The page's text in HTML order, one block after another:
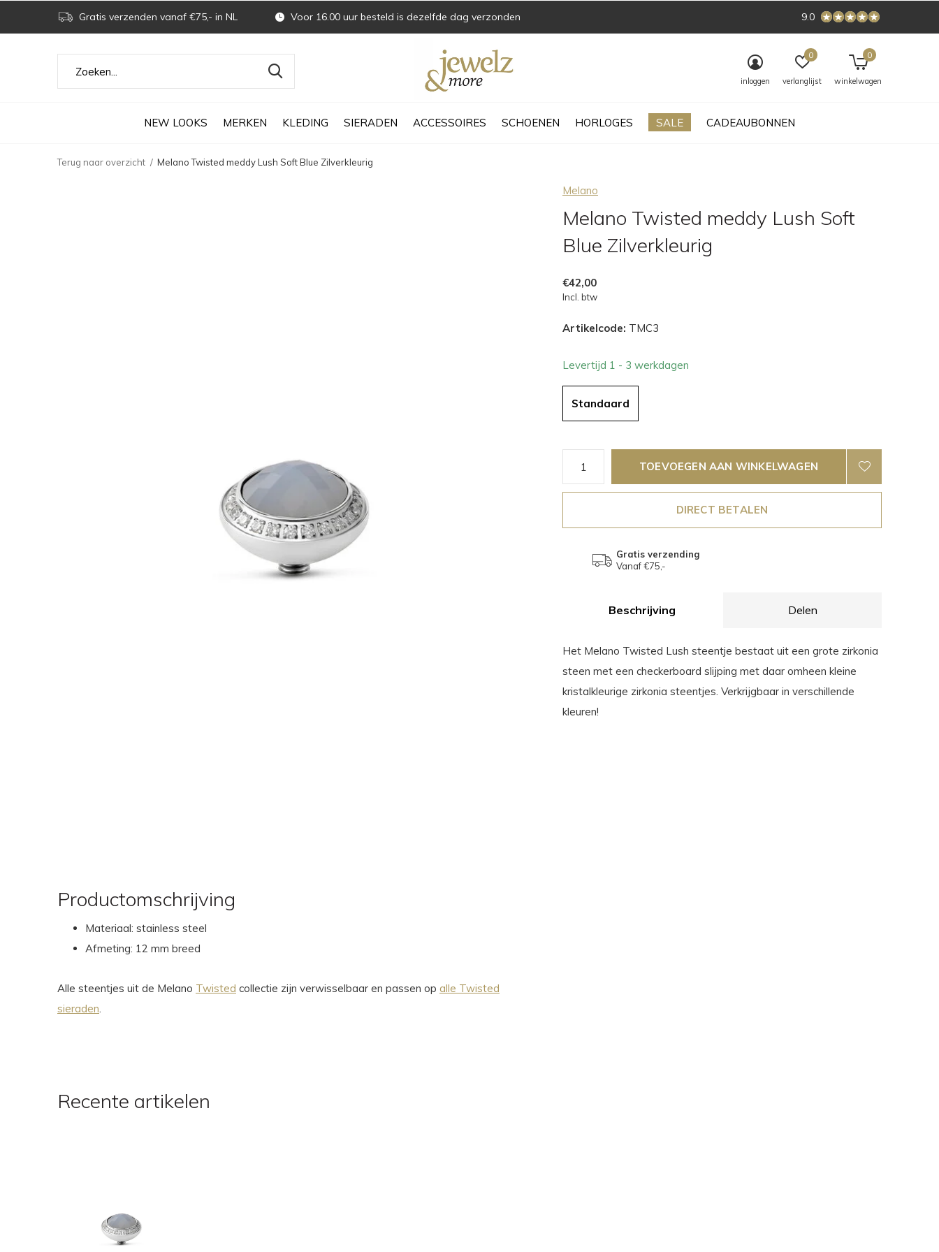
NEW LOOKS MERKEN KLEDING SIERADEN ACCESSOIRES SCHOENEN HORLOGES SALE CADEAUBONNEN
inloggen verlanglijst
0
winkelwagen
0
Gratis verzenden vanaf €75,- in NL Voor 16.00 uur besteld is dezelfde dag verzonden 9.0
Terug naar overzicht Melano Twisted meddy Lush Soft Blue Zilverkleurig
Melano
Melano Twisted meddy Lush Soft
Blue Zilverkleurig
€42,00
Incl. btw
Artikelcode: TMC3
Levertijd 1 - 3 werkdagen
Standaard
TOEVOEGEN AAN WINKELWAGEN
DIRECT BETALEN
Gratis verzending
Vanaf €75,-
Beschrijving Delen
Het Melano Twisted Lush steentje bestaat uit een grote zirkonia
steen met een checkerboard slijping met daar omheen kleine
kristalkleurige zirkonia steentjes. Verkrijgbaar in verschillende
kleuren!
Productomschrijving
Materiaal: stainless steel
Afmeting: 12 mm breed
Alle steentjes uit de Melano Twisted collectie zijn verwisselbaar en passen op alle Twisted
sieraden.
Recente artikelen